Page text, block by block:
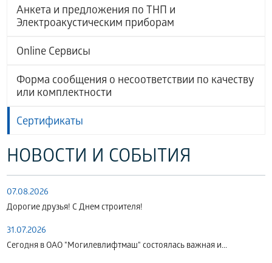
Анкета и предложения по ТНП и
Электроакустическим приборам
Online Сервисы
Форма сообщения о несоответствии по качеству
или комплектности
Сертификаты
НОВОСТИ И СОБЫТИЯ
07.08.2026
Дорогие друзья! С Днем строителя!
31.07.2026
Сегодня в ОАО "Могилевлифтмаш" состоялась важная и...